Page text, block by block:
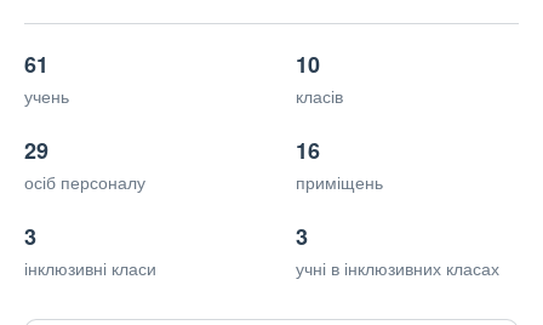
61
учень
10
класів
29
осіб персоналу
16
приміщень
3
інклюзивні класи
3
учні в інклюзивних класах